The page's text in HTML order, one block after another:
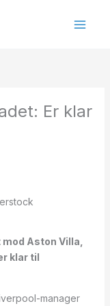
Er klar
Aston Villa,
klar til
manager